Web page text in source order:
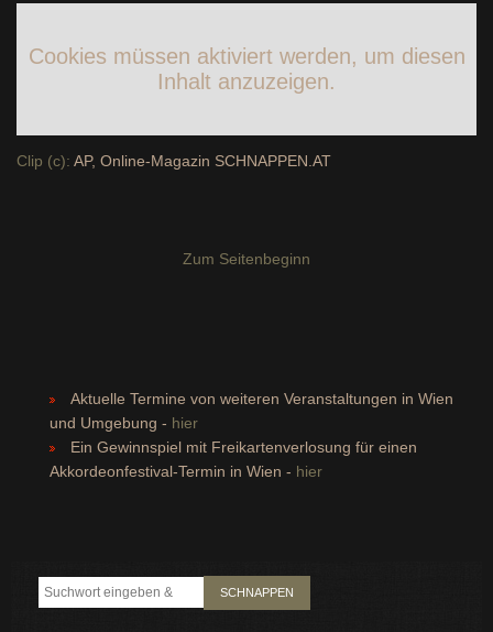
Cookies müssen aktiviert werden, um diesen
Inhalt anzuzeigen.
Clip (c): AP, Online-Magazin SCHNAPPEN.AT
Zum Seitenbeginn
Aktuelle Termine von weiteren Veranstaltungen in Wien
und Umgebung - hier
Ein Gewinnspiel mit Freikartenverlosung für einen
Akkordeonfestival-Termin in Wien - hier
SCHNAPPEN